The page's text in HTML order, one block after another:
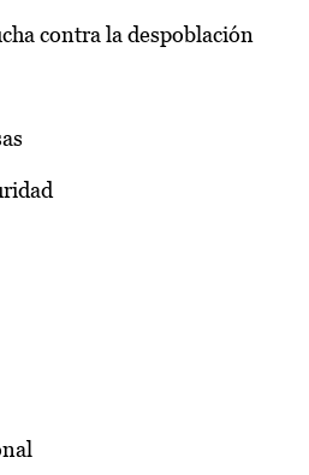
contra la despoblación